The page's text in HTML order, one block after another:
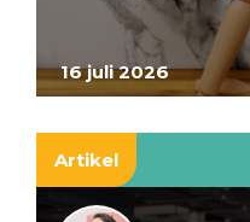
16 juli 2026
Artikel